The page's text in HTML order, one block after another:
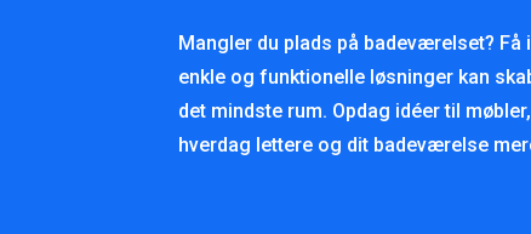
Mangler du plads på badeværelset? Få
enkle og funktionelle løsninger kan
det mindste rum. Opdag idéer til
hverdag lettere og dit badeværelse